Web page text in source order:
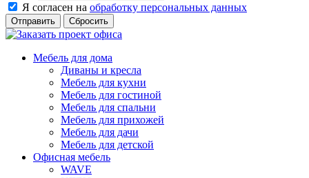
Я согласен на обработку персональных данных
Сбросить
Мебель для дома
Диваны и кресла
Мебель для кухни
Мебель для гостиной
Мебель для спальни
Мебель для прихожей
Мебель для дачи
Мебель для детской
Офисная мебель
WAVE